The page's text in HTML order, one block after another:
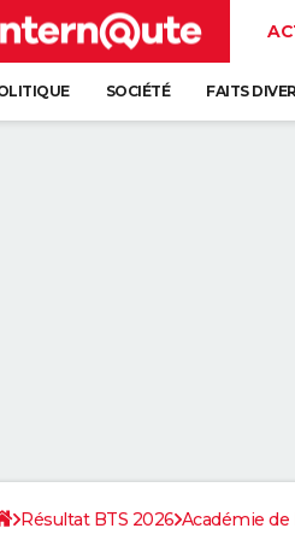
SOCIÉTÉ FAITS
Résultat BTS 2026 Académie de